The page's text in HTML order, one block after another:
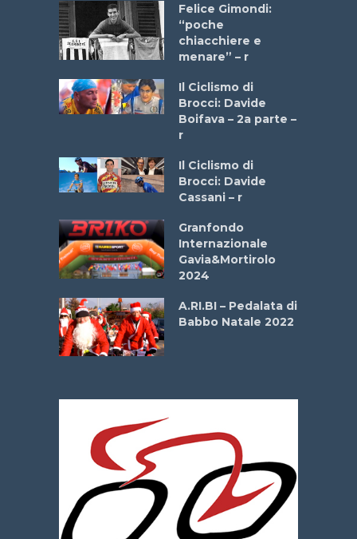
Felice Gimondi:
“poche
chiacchiere e
menare” – r
Il Ciclismo di
Brocci: Davide
Boifava – 2a parte –
r
Il Ciclismo di
Brocci: Davide
Cassani – r
Granfondo
Internazionale
Gavia&Mortirolo
2024
A.RI.BI – Pedalata di
Babbo Natale 2022